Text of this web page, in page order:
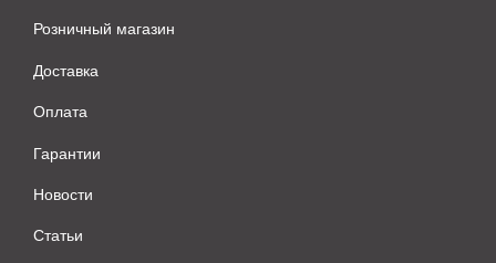
Розничный магазин
Доставка
Оплата
Гарантии
Новости
Статьи